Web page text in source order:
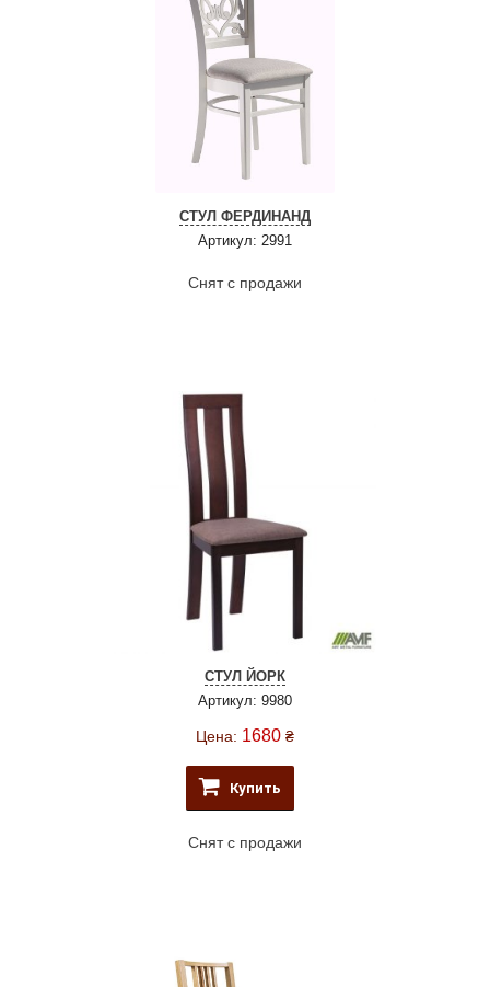
СТУЛ ФЕРДИНАНД
Артикул: 2991
Снят с продажи
СТУЛ ЙОРК
Артикул: 9980
Цена: 1680 ₴
Купить
Снят с продажи